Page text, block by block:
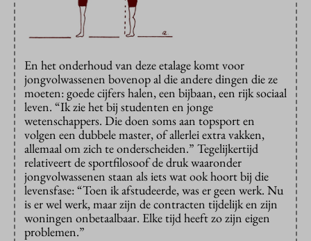
En het onderhoud van deze etalage komt voor
jongvolwassenen bovenop al die andere dingen die ze
moeten: goede cijfers halen, een bijbaan, een rijk sociaal
leven. “Ik zie het bij studenten en jonge
wetenschappers. Die doen soms aan topsport en
volgen een dubbele master, of allerlei extra vakken,
allemaal om zich te onderscheiden.” Tegelijkertijd
relativeert de sportfilosoof de druk waaronder
jongvolwassenen staan als iets wat ook hoort bij die
levensfase: “Toen ik afstudeerde, was er geen werk. Nu
is er wel werk, maar zijn de contracten tijdelijk en zijn
woningen onbetaalbaar. Elke tijd heeft zo zijn eigen
problemen.”